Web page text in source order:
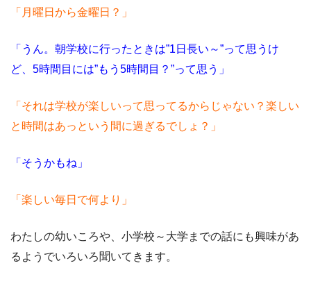
「月曜日から金曜日？」
「うん。朝学校に行ったときは”1日長い～”って思うけ
ど、5時間目には”もう5時間目？”って思う」
「それは学校が楽しいって思ってるからじゃない？楽しい
と時間はあっという間に過ぎるでしょ？」
「そうかもね」
「楽しい毎日で何より」
わたしの幼いころや、小学校～大学までの話にも興味があ
るようでいろいろ聞いてきます。